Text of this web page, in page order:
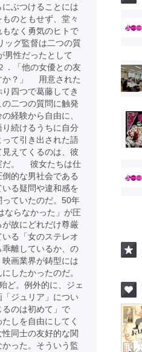
ぶつけることには
のともせず、堂々
なく勇気のヒトで
グ監督は二つの質
男性だったとして
．「他の女優との友
か？」 用意された
四つで葛藤してき
二つの質問に触発
経験から自由に、
続けるうちに自分
て引き出された語
えてくるのは、彼
だ。 彼女たちは仕
的な男社会である
る疑問や違和感を
ていたのだ。50年
ならなかった」が圧
故にどれだけ尊厳
る「女のステレオ
離しているか、の
画業界が鋳型には
したかったのだ。
ど。例外的に、ジェ
ジュリア」につい
のは初めて」で
しを自由にしてく
同士の友好的な関
った。そういう監